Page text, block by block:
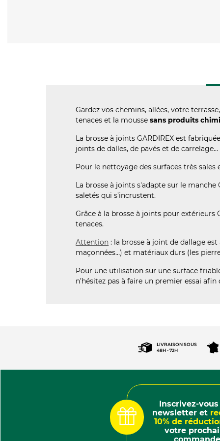
Gardez vos chemins, allées, votre
tenaces et la moussesans produits
La brosse à joints GARDIREX est
joints de dalles, de pavés et de carrelage...
Pour le nettoyage des surfaces très
La brosse à joints s'adapte sur le manche
saletés qui s’incrustent.
Grâce à la brosse à joints pour
tenaces.
Attention : la brosse à joint de dallage
maçonnées…) et matériaux durs (les
Pour une utilisation sur une surface
n’hésitez pas à faire un premier essai
LIVRAISON SOUS
48H - 72H
Inscrivez-vous
newsletter et
10% de
votre
commande